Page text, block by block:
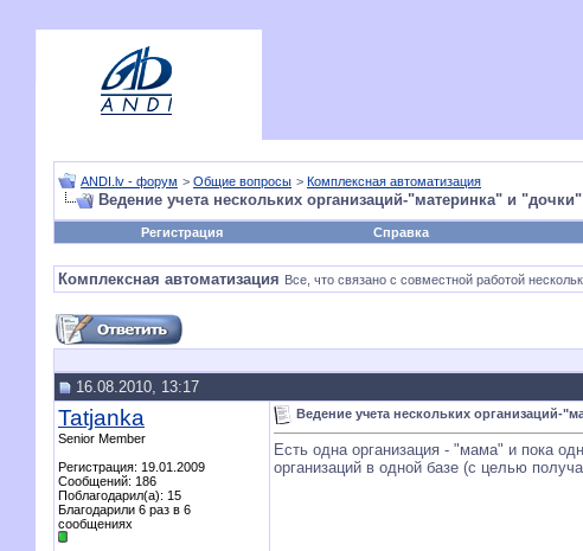
ANDI.lv - форум > Общие вопросы > Комплексная автоматизация
Ведение учета нескольких организаций-"материнка" и "дочки"
Регистрация
Справка
Комплексная автоматизация Все, что связано с совместной работой
16.08.2010, 13:17
Tatjanka
Senior Member
Регистрация: 19.01.2009
Сообщений: 186
Поблагодарил(а): 15
Благодарили 6 раз в 6
сообщениях
Ведение учета нескольких организаций-
Есть одна организация - "мама" и пока
организаций в одной базе (с целью